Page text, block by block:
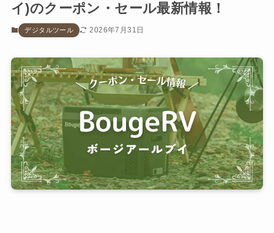
イ)のクーポン・セール最新情報！
デジタルツール 2026年7月31日